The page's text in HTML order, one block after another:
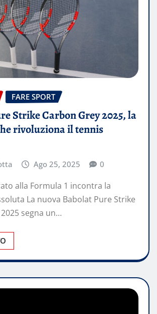
FARE SPORT
Strike Carbon Grey 2025, la
rivoluziona il tennis
Ago 25, 2025 0
alla Formula 1 incontra la
La nuova Babolat Pure Strike
segna un…